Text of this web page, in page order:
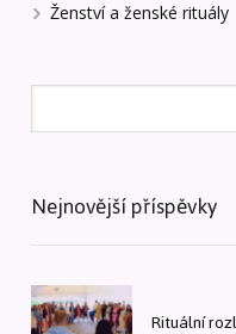
Ženství a ženské rituály
Nejnovější příspěvky
Rituální